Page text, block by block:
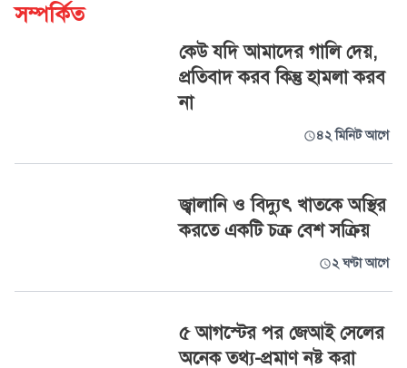
সম্পর্কিত
কেউ যদি আমাদের গালি দেয়,
প্রতিবাদ করব কিন্তু হামলা করব
না
৪২ মিনিট আগে
জ্বালানি ও বিদ্যুৎ খাতকে অস্থির
করতে একটি চক্র বেশ সক্রিয়
২ ঘণ্টা আগে
৫ আগস্টের পর জেআই সেলের
অনেক তথ্য-প্রমাণ নষ্ট করা